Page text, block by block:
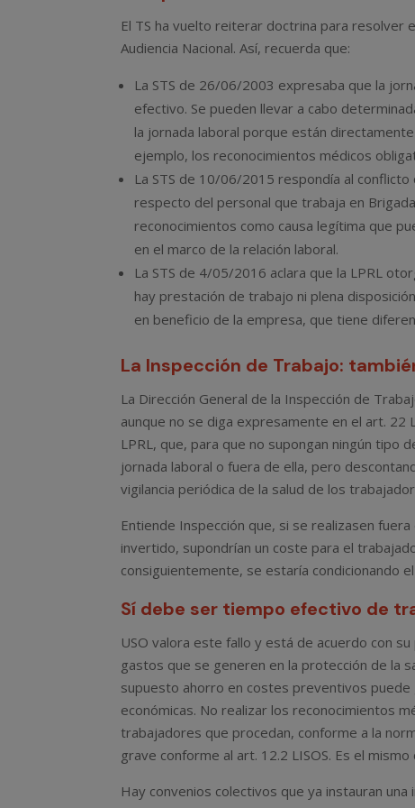
El TS ha vuelto reiterar doctrina para resolver
Audiencia Nacional. Así, recuerda que:
La STS de 26/06/2003 expresaba que la
efectivo. Se pueden llevar a cabo
la jornada laboral porque están
ejemplo, los reconocimientos médicos
La STS de 10/06/2015 respondía al
respecto del personal que trabaja en
reconocimientos como causa legítima que
en el marco de la relación laboral.
La STS de 4/05/2016 aclara que la LPRL
hay prestación de trabajo ni plena
en beneficio de la empresa, que tiene
La Inspección de Trabajo:
La Dirección General de la Inspección de
aunque no se diga expresamente en el art.
LPRL, que, para que no supongan ningún
jornada laboral o fuera de ella, pero
vigilancia periódica de la salud de los
Entiende Inspección que, si se realizasen
invertido, supondrían un coste para el
consiguientemente, se estaría condicionando
Sí debe ser tiempo efectivo de
USO valora este fallo y está de acuerdo con
gastos que se generen en la protección de la
supuesto ahorro en costes preventivos
económicas. No realizar los reconocimientos
trabajadores que procedan, conforme a la
grave conforme al art. 12.2 LISOS. Es el
Hay convenios colectivos que ya instauran